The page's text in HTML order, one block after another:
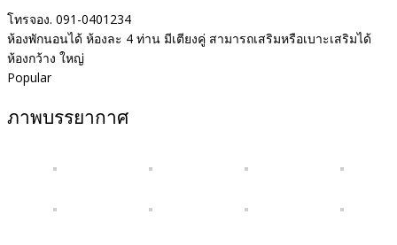
โทรจอง. 091-0401234
ห้องพักนอนได้ ห้องละ 4 ท่าน มีเตียงคู่ สามารถเสริมหรือเบาะเสริมได้
ห้องกว้าง ใหญ่
Popular
ภาพบรรยากาศ